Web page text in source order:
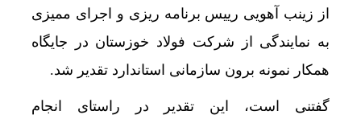
از زینب آهویی رییس برنامه ریزی و اجرای ممیزی
به‌ نمایندگی از شرکت فولاد خوزستان در جایگاه
همکار نمونه برون سازمانی استاندارد تقدیر شد.
گفتنی است، این تقدیر در راستای انجام